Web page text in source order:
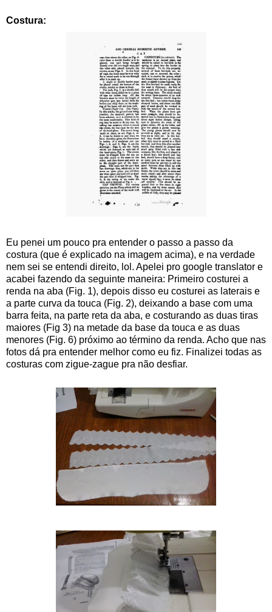
Costura:
Eu penei um pouco pra entender o passo a passo da
costura (que é explicado na imagem acima), e na verdade
nem sei se entendi direito, lol. Apelei pro google translator e
acabei fazendo da seguinte maneira: Primeiro costurei a
renda na aba (Fig. 1), depois disso eu costurei as laterais e
a parte curva da touca (Fig. 2), deixando a base com uma
barra feita, na parte reta da aba, e costurando as duas tiras
maiores (Fig 3) na metade da base da touca e as duas
menores (Fig. 6) próximo ao término da renda. Acho que nas
fotos dá pra entender melhor como eu fiz. Finalizei todas as
costuras com zigue-zague pra não desfiar.